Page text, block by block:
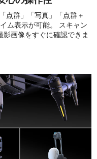
点群」「写真」「点群＋
ム表示が可能。 スキャン
画像をすぐに確認できま